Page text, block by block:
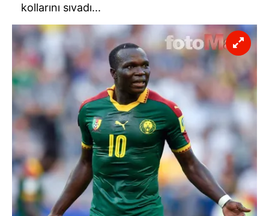
kollarını sıvadı...